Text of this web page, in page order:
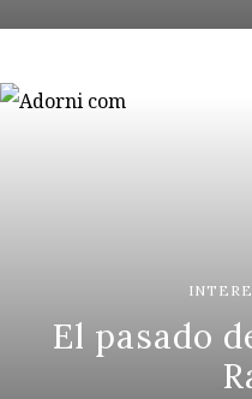
El pasado